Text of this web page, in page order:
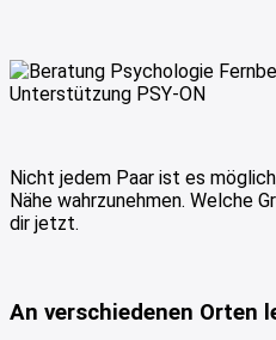
Nicht jedem Paar ist es
Nähe wahrzunehmen. Welche
dir jetzt.
An verschiedenen Orten